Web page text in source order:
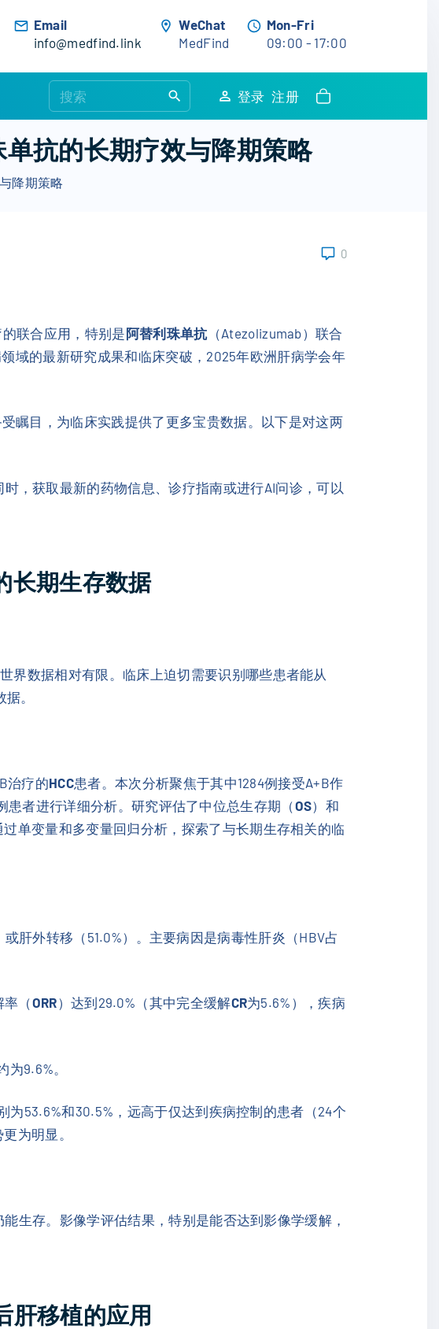
Email
info@medfind.link
WeChat
MedFind
Mon-Fri
09:00 - 17:00
e
r
登录 注册
抗的长期疗效与降期策略
降期策略
0
联合应用，特别是阿替利珠单抗 （Atezolizumab）联合
域的最新研究成果和临床突破，2025年欧洲肝病学会年
瞩目，为临床实践提供了更多宝贵数据。以下是对这两
时，获取最新的药物信息、诊疗指南或进行AI问诊，可以
长期生存数据
界数据相对有限。临床上迫切需要识别哪些患者能从
。
治疗的HCC患者。本次分析聚焦于其中1284例接受A+B作
患者进行详细分析。研究评估了中位总生存期（OS）和
单变量和多变量回归分析，探索了与长期生存相关的临
肝外转移（51.0%）。主要病因是病毒性肝炎（HBV占
率（ORR）达到29.0%（其中完全缓解CR为5.6%），疾病
9.6%。
为53.6%和30.5%，远高于仅达到疾病控制的患者（24个
为明显。
生存。影像学评估结果，特别是能否达到影像学缓解，
肝移植的应用